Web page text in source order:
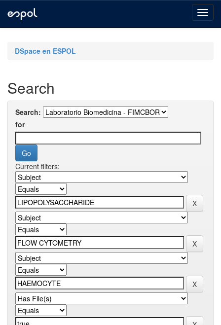
navigationDSpace en ESPOL
Search
Search:
for
Current filters: